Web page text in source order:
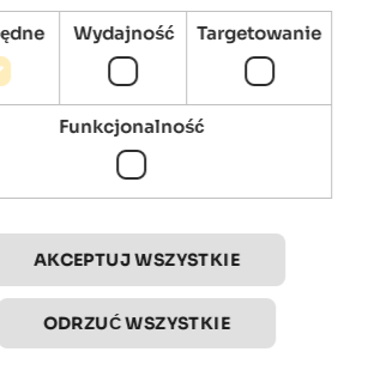
Tolle Lage. Traumhafte Umgebung.
Supertolles Appartment. Vielen
Wydajność Targetowanie
Funkcjonalność
AKCEPTUJ WSZYSTKIE
ODRZUĆ WSZYSTKIE